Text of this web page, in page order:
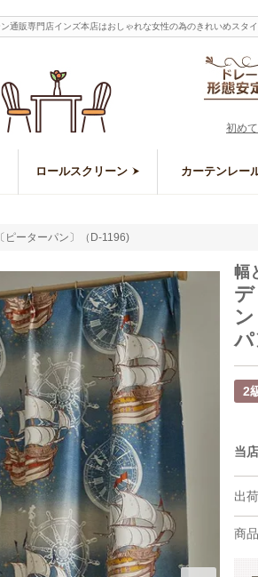
販専門店インズ本店はおしゃれな女性の為のきれいめスタ
初め
ロールスクリーン カーテンレー
ーターパン〕（D-1196)
幅
パ
2
当
出
商